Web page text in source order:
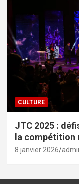
CULTURE
JTC 2025 :
la compétition
8 janvier 2026